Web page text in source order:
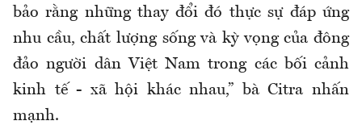
bảo rằng những thay đổi đó thực sự đáp ứng
nhu cầu, chất lượng sống và kỳ vọng của đông
đảo người dân Việt Nam trong các bối cảnh
kinh tế - xã hội khác nhau,” bà Citra nhấn
mạnh.